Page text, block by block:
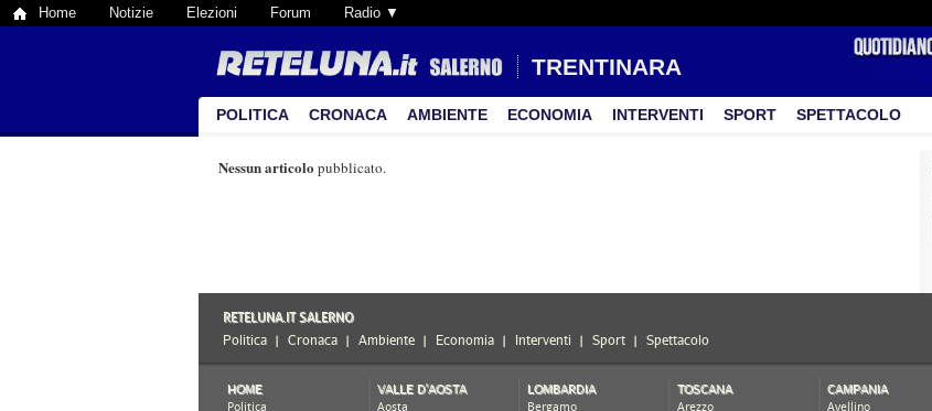
Home Notizie Elezioni Forum Radio ▼
TRENTINARA
POLITICA CRONACA AMBIENTE ECONOMIA INTERVENTI SPORT SPETTACOLO
Nessun articolo pubblicato.